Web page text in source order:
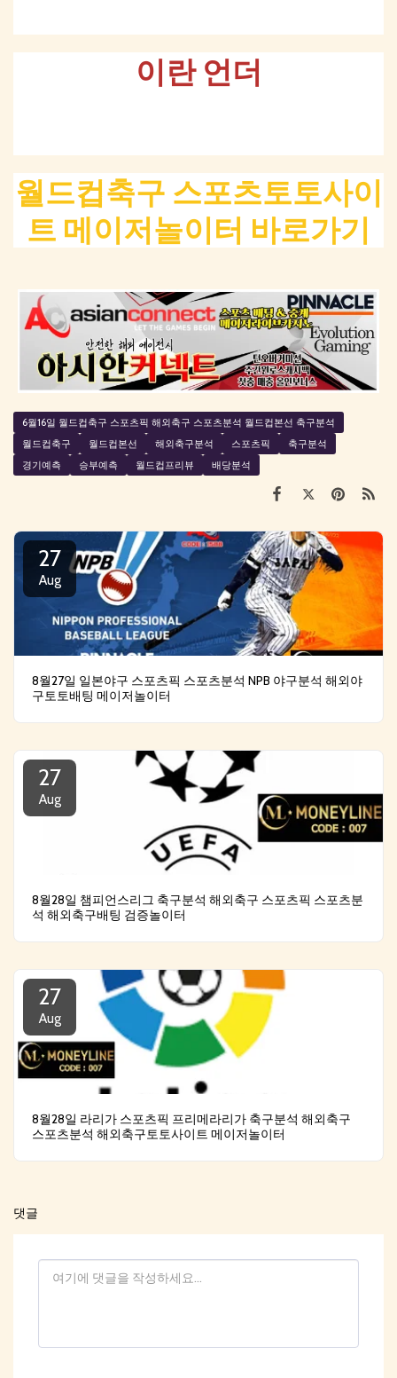
이란 언더
월드컵축구 스포츠토토사이
트 메이저놀이터 바로가기
6월16일 월드컵축구 스포츠픽 해외축구 스포츠분석 월드컵본선 축구분석
월드컵축구
월드컵본선 해외축구분석 스포츠픽
축구분석
경기예측
승부예측 월드컵프리뷰 배당분석
27
Aug
8월27일 일본야구 스포츠픽 스포츠분석 NPB 야구분석 해외야
구토토배팅 메이저놀이터
27
Aug
8월28일 챔피언스리그 축구분석 해외축구 스포츠픽 스포츠분
석 해외축구배팅 검증놀이터
27
Aug
8월28일 라리가 스포츠픽 프리메라리가 축구분석 해외축구
스포츠분석 해외축구토토사이트 메이저놀이터
댓글